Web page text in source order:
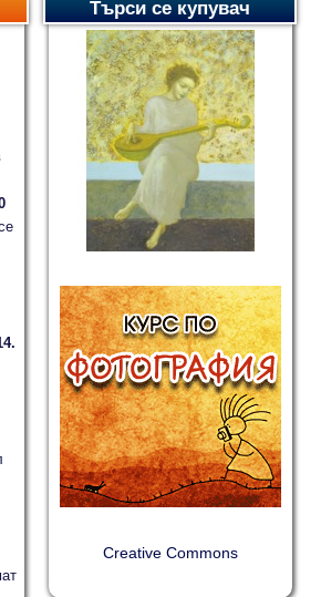
Търси се купувач
Creative Commons